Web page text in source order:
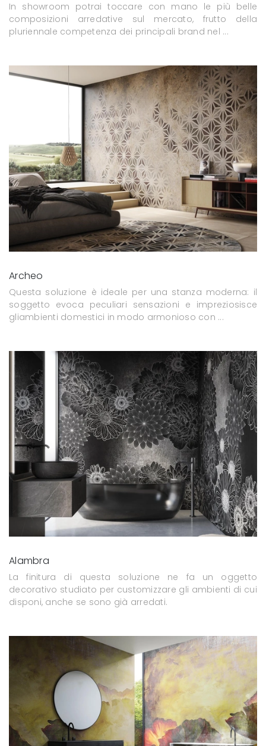
In showroom potrai toccare con mano le più belle
composizioni arredative sul mercato, frutto della
pluriennale competenza dei principali brand nel ...
Archeo
Questa soluzione è ideale per una stanza moderna: il
soggetto evoca peculiari sensazioni e impreziosisce
gliambienti domestici in modo armonioso con ...
Alambra
La finitura di questa soluzione ne fa un oggetto
decorativo studiato per customizzare gli ambienti di cui
disponi, anche se sono già arredati.